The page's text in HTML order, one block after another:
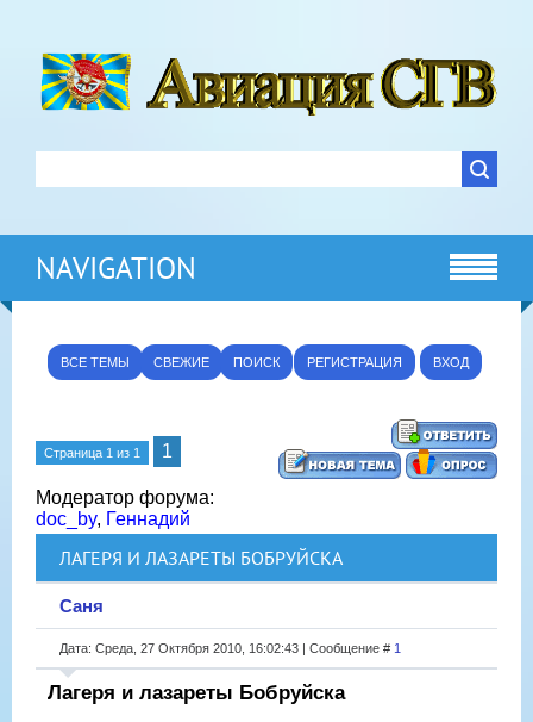
NAVIGATION
ВСЕ ТЕМЫ СВЕЖИЕ ПОИСК РЕГИСТРАЦИЯ ВХОД
Страница 1 из 1 1
Модератор форума:
doc_by, Геннадий
ЛАГЕРЯ И ЛАЗАРЕТЫ БОБРУЙСКА
Саня
Дата: Среда, 27 Октября 2010, 16:02:43 | Сообщение # 1
Лагеря и лазареты Бобруйска